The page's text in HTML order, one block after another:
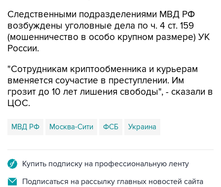
Следственными подразделениями МВД РФ
возбуждены уголовные дела по ч. 4 ст. 159
(мошенничество в особо крупном размере) УК
России.
"Сотрудникам криптообменника и курьерам
вменяется соучастие в преступлении. Им
грозит до 10 лет лишения свободы", - сказали в
ЦОС.
МВД РФ Москва-Сити ФСБ Украина
Купить подписку на профессиональную ленту
Подписаться на рассылку главных новостей сайта